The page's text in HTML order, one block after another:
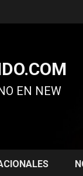
EN NEW